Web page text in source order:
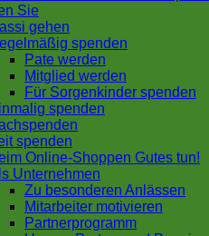
Sie
gehen
spenden
Pate werden
Mitglied werden
Für Sorgenkinder spenden
spenden
spenden
Online-Shoppen Gutes tun!
Unternehmen
Zu besonderen Anlässen
Mitarbeiter motivieren
Partnerprogramm